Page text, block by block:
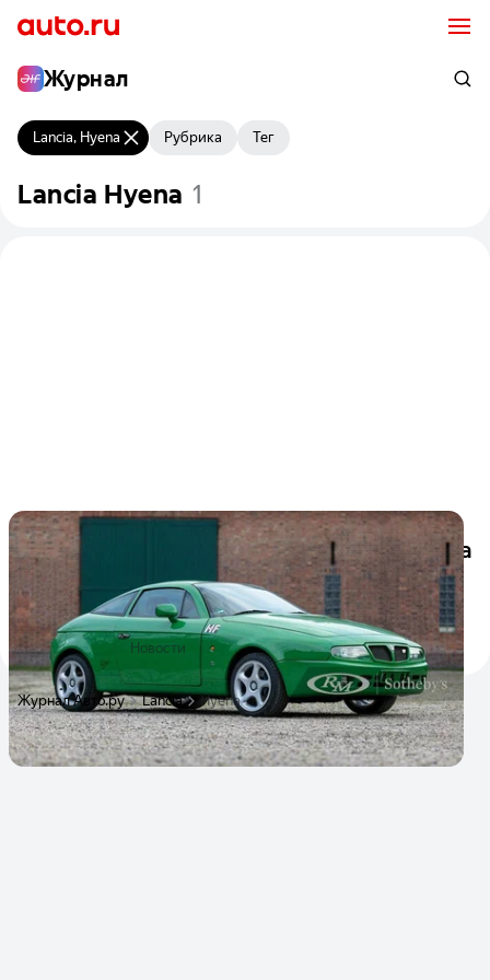
Журнал
Lancia, Hyena Рубрика Тег
Lancia Hyena
Очень странное купе с небольшим
пробегом от Lancia и Zagato уйдёт с молотка
На аукционе RM Sotheby's будет выставлено на продажу
купе Lancia Hyena Zagato 1994 года. Это 15-й по счёту
выпущенный в свет экземпляр из всего 24 существующих
14 декабря 2020 Новости
Журнал Авто.ру Lancia Hyena